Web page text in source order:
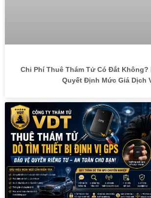
Chi Phí Thuê Thám Tử Có Đắt Không?
Quyết Định Mức Giá Dịch